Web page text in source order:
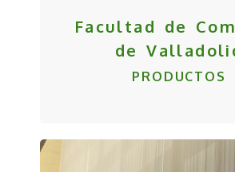
Facultad de
de
PRODUCTOS